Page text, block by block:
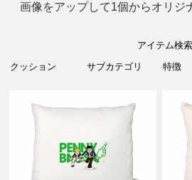
画像をアップして1個からオリジ
アイテム検索